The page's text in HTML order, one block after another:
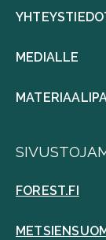
MEDIALLE
FOREST.FI